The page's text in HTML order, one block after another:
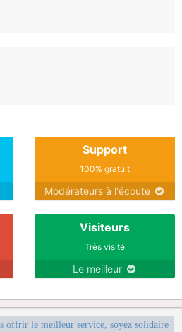
Support
100% gratuit
Modérateurs à l'écoute
Visiteurs
Très visité
Le meilleur
offrir le meilleur service, soyez solidaire